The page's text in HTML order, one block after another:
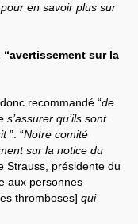
en savoir plus sur
“avertissement sur la
recommandé “de
qu’ils sont
”. “Notre comité
sur la notice du
Strauss, présidente du
aux personnes
thromboses] qui